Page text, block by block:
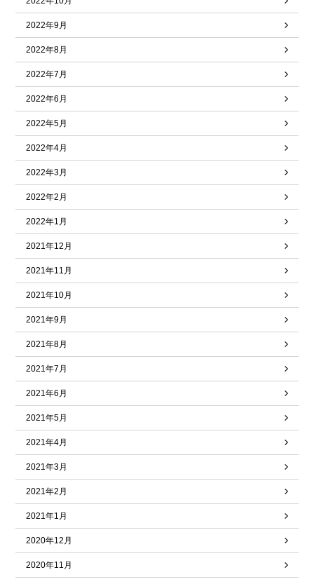
2022年9月
2022年8月
2022年7月
2022年6月
2022年5月
2022年4月
2022年3月
2022年2月
2022年1月
2021年12月
2021年11月
2021年10月
2021年9月
2021年8月
2021年7月
2021年6月
2021年5月
2021年4月
2021年3月
2021年2月
2021年1月
2020年12月
2020年11月